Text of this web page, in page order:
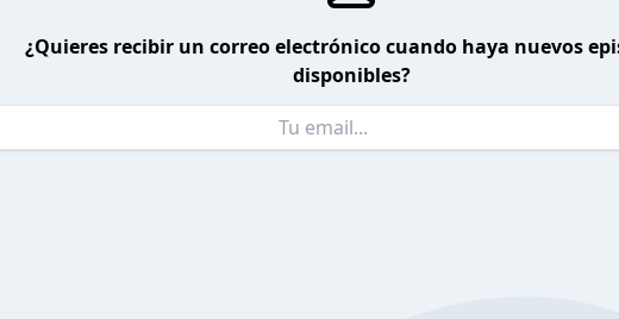
¿Quieres recibir un correo electrónico cuando haya nuevos
disponibles?